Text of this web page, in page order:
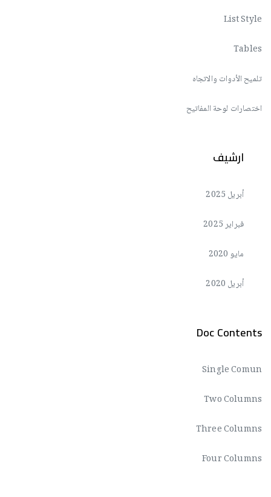
List Style
Tables
تلميح الأدوات والاتجاه
اختصارات لوحة المفاتيح
ارشيف
أبريل 2025
فبراير 2025
مايو 2020
أبريل 2020
Doc Contents
Single Comun
Two Columns
Three Columns
Four Columns